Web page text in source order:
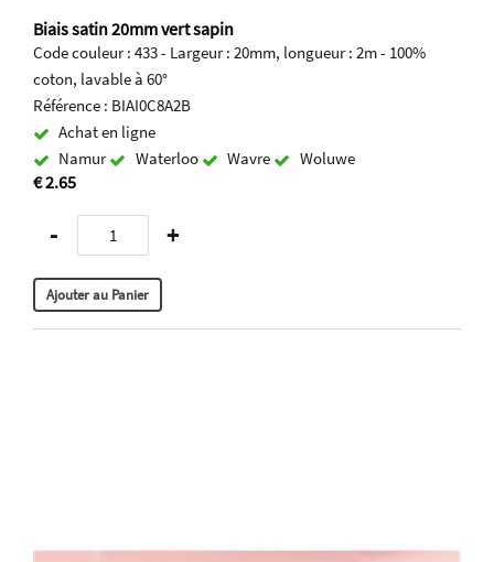
Biais satin 20mm vert sapin
Code couleur : 433 - Largeur : 20mm, longueur : 2m - 100%
coton, lavable à 60°
Référence : BIAI0C8A2B
Achat en ligne
Namur
Waterloo Wavre Woluwe
€ 2.65
- +